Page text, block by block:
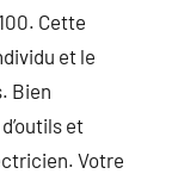
Cette
et le
Bien
et
Votre